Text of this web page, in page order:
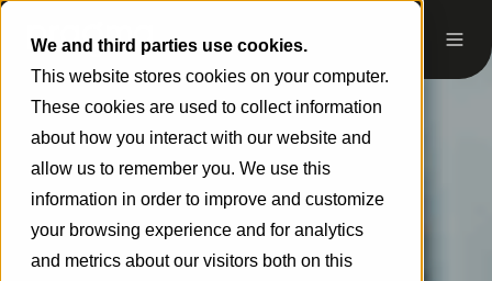
We and third parties use cookies.
This website stores cookies on your computer.
These cookies are used to collect information
about how you interact with our website and
allow us to remember you. We use this
information in order to improve and customize
your browsing experience and for analytics
and metrics about our visitors both on this